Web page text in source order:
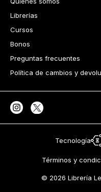
Librerías
Cursos
Bonos
Preguntas frecuentes
Política de cambios y
Tecnología
Términos y
© 2026 Librería